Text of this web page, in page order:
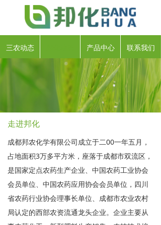
三农动态 产品中心 联系我们
走进邦化
成都邦农化学有限公司成立于二00一年五月，
占地面积3万多平方米，座落于成都市双流区，
是国家定点农药生产企业、中国农药工业协会
会员单位、中国农药应用协会会员单位，四川
省农药行业协会理事长单位、成都市农业农村
局认定的西部农资流通龙头企业。企业主要从